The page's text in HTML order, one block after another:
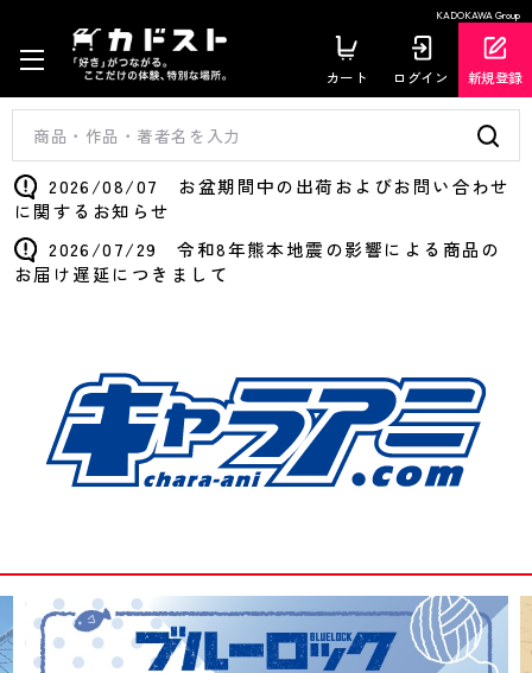
KADOKAWA Group
カート ログイン 新規登録
2026/08/07 お盆期間中の出荷およびお問い合わせ
に関するお知らせ
2026/07/29 令和8年熊本地震の影響による商品の
お届け遅延につきまして